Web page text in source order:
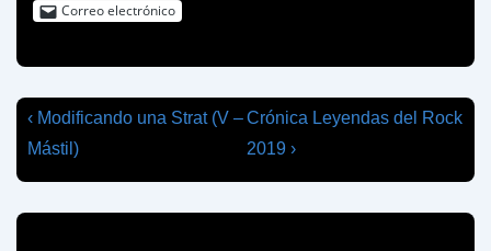
Correo electrónico
Navegación
de
entradas
La
entrada
anterior
es
‹ Modificando una Strat (V –
Mástil)
La
entrada
siguiente
es
Crónica Leyendas del Rock
2019 ›